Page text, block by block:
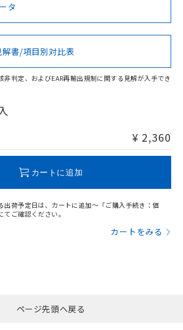
Hg Cd Cr(VI)
O
が混在する可能性があります。
い。
タ
書/項目別対比表
非判定、およびEAR再輸出規制に関する見解が入手でき
¥ 2,360
カートに追加
出荷予定日は、カートに追加～「ご購入手続き：価
ご確認ください。
カートをみる
ページ先頭へ戻る